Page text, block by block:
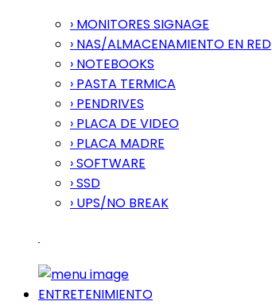
› MONITORES SIGNAGE
› NAS/ALMACENAMIENTO EN RED
› NOTEBOOKS
› PASTA TERMICA
› PENDRIVES
› PLACA DE VIDEO
› PLACA MADRE
› SOFTWARE
› SSD
› UPS/NO BREAK
ENTRETENIMIENTO